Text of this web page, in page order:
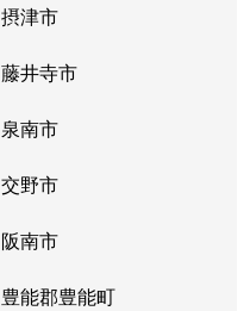
摂津市
藤井寺市
泉南市
交野市
阪南市
豊能郡豊能町